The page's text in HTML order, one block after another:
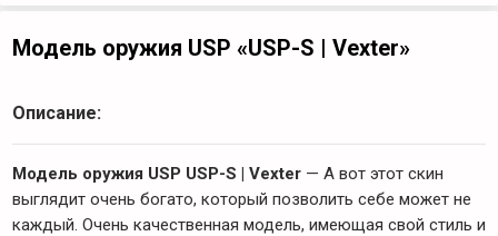
Модель оружия USP «USP-S | Vexter»
Описание:
Модель оружия USP USP-S | Vexter — А вот этот скин
выглядит очень богато, который позволить себе может не
каждый. Очень качественная модель, имеющая свой стиль и